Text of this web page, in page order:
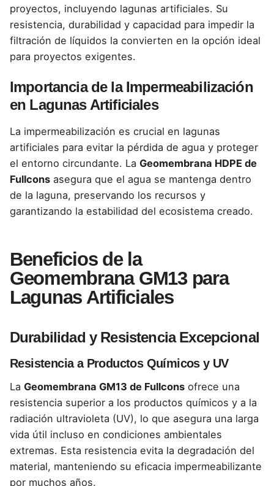
proyectos, incluyendo lagunas artificiales. Su
resistencia, durabilidad y capacidad para impedir la
filtración de líquidos la convierten en la opción ideal
para proyectos exigentes.
Importancia de la Impermeabilización
en Lagunas Artificiales
La impermeabilización es crucial en lagunas
artificiales para evitar la pérdida de agua y proteger
el entorno circundante. La Geomembrana HDPE de
Fullcons asegura que el agua se mantenga dentro
de la laguna, preservando los recursos y
garantizando la estabilidad del ecosistema creado.
Beneficios de la
Geomembrana GM13 para
Lagunas Artificiales
Durabilidad y Resistencia Excepcional
Resistencia a Productos Químicos y UV
La Geomembrana GM13 de Fullcons ofrece una
resistencia superior a los productos químicos y a la
radiación ultravioleta (UV), lo que asegura una larga
vida útil incluso en condiciones ambientales
extremas. Esta resistencia evita la degradación del
material, manteniendo su eficacia impermeabilizante
por muchos años.